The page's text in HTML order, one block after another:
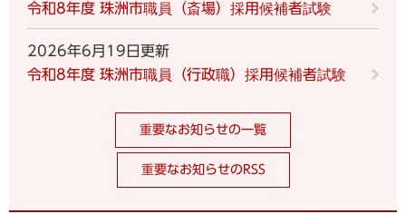
令和8年度 珠洲市職員（斎場）採用候補者試験
2026年6月19日更新
令和8年度 珠洲市職員（行政職）採用候補者試験
重要なお知らせの一覧
重要なお知らせのRSS